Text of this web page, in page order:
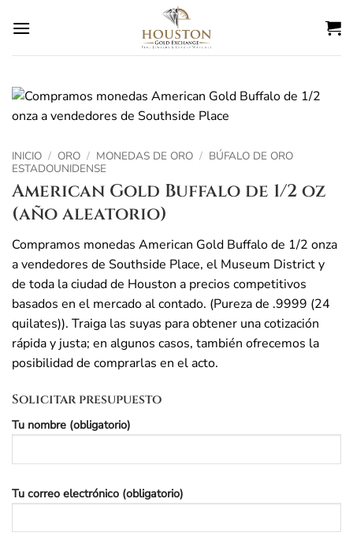
INICIO / ORO / MONEDAS DE ORO / BÚFALO DE ORO
ESTADOUNIDENSE
American Gold Buffalo de 1/2 oz
(año aleatorio)
Compramos monedas American Gold Buffalo de 1/2 onza
a vendedores de Southside Place, el Museum District y
de toda la ciudad de Houston a precios competitivos
basados en el mercado al contado. (Pureza de .9999 (24
quilates)). Traiga las suyas para obtener una cotización
rápida y justa; en algunos casos, también ofrecemos la
posibilidad de comprarlas en el acto.
Solicitar presupuesto
Tu nombre (obligatorio)
Tu correo electrónico (obligatorio)